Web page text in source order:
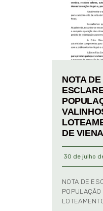
NOTA DE
DE VIENA
30 de julho
NOTA DE